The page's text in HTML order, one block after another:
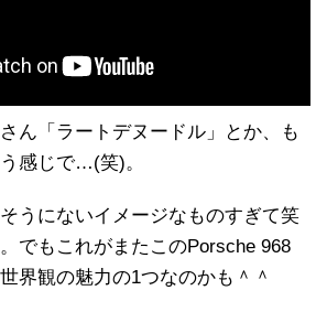
ん「ラートデヌードル」とか、も
感じで…(笑)。
うにないイメージなものすぎて笑
でもこれがまたこのPorsche 968
界観の魅力の1つなのかも＾＾